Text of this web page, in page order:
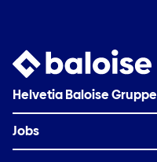
Helvetia Baloise Gruppe
Auf einen Blick
Jobs